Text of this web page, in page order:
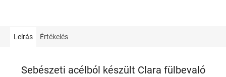
Leírás Értékelés
Sebészeti acélból készült Clara fülbevaló